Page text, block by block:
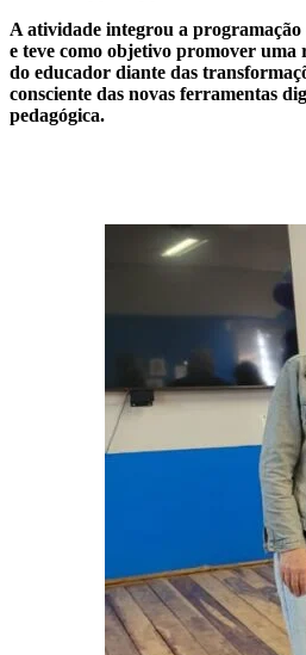
A atividade integrou a
e teve como objetivo promover uma
do educador diante das
consciente das novas ferramentas
pedagógica.